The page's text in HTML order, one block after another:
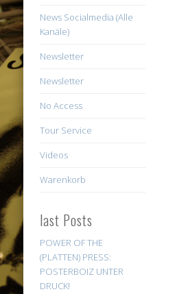
News Socialmedia (Alle
Kanäle)
Newsletter
Newsletter
No Access
Tour Service
Videos
Warenkorb
last Posts
POWER OF THE
(PLATTEN) PRESS:
POSTERBOIZ UNTER
DRUCK!